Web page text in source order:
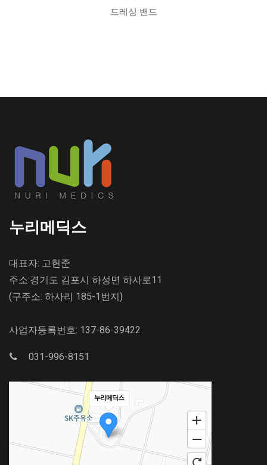
드레싱 밴드
누리메딕스
대표자: 고현준
주소:경기도 김포시 하성면 하사로11
(구주소: 하사리 185-1번지)
사업자등록번호: 137-86-39422
031-996-8151
누리메딕스